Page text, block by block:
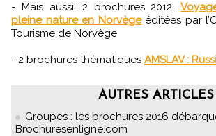
- Mais aussi, 2 brochures 2012,
pleine nature en Norvègeéditées par
Tourisme de Norvège
- 2 brochures thématiques AMSLAV :
AUTRES ARTICLES
Groupes : les brochures 2016
Brochuresenligne.com